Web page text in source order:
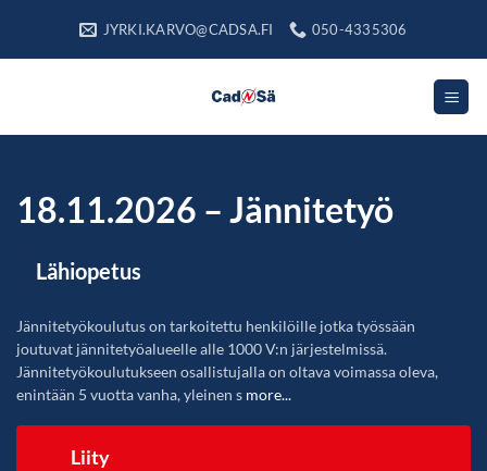
JYRKI.KARVO@CADSA.FI 050-4335306
18.11.2026 – Jännitetyö
Lähiopetus
Jännitetyökoulutus on tarkoitettu henkilöille jotka työssään
joutuvat jännitetyöalueelle alle 1000 V:n järjestelmissä.
Jännitetyökoulutukseen osallistujalla on oltava voimassa oleva,
enintään 5 vuotta vanha, yleinen s more...
Liity